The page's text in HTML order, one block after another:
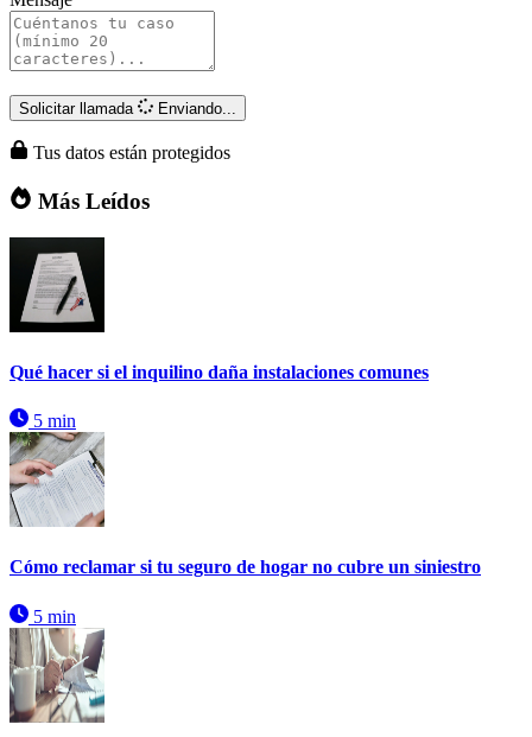
Solicitar llamada Enviando...
Tus datos están protegidos
Más Leídos
Qué hacer si el inquilino daña instalaciones comunes
5 min
Cómo reclamar si tu seguro de hogar no cubre un siniestro
5 min